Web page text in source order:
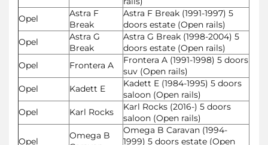
Opel
Astra F
Break
Astra F Break (1991-1997) 5
doors estate (Open rails)
Opel
Astra G
Break
Astra G Break (1998-2004) 5
doors estate (Open rails)
Opel
Frontera A
Frontera A (1991-1998) 5 doors
suv (Open rails)
Opel
Kadett E
Kadett E (1984-1995) 5 doors
saloon (Open rails)
Opel
Karl Rocks
Karl Rocks (2016-) 5 doors
saloon (Open rails)
Opel
Omega B
Omega B Caravan (1994-
1999) 5 doors estate (Open